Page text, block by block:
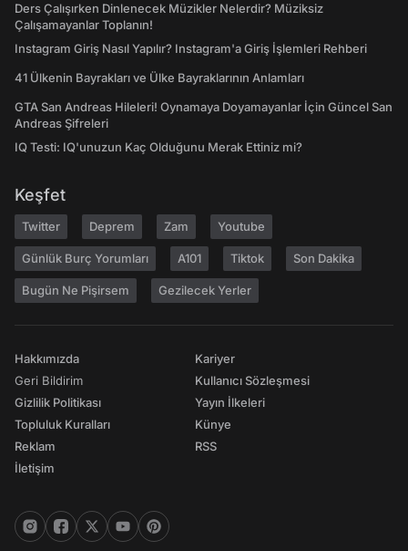
Ders Çalışırken Dinlenecek Müzikler Nelerdir? Müziksiz
Çalışamayanlar Toplanın!
Instagram Giriş Nasıl Yapılır? Instagram'a Giriş İşlemleri Rehberi
41 Ülkenin Bayrakları ve Ülke Bayraklarının Anlamları
GTA San Andreas Hileleri! Oynamaya Doyamayanlar İçin Güncel San
Andreas Şifreleri
IQ Testi: IQ'unuzun Kaç Olduğunu Merak Ettiniz mi?
Keşfet
Twitter Deprem Zam Youtube
Günlük Burç Yorumları A101 Tiktok Son Dakika
Bugün Ne Pişirsem Gezilecek Yerler
Hakkımızda
Geri Bildirim
Gizlilik Politikası
Topluluk Kuralları
Reklam
İletişim
Kariyer
Kullanıcı Sözleşmesi
Yayın İlkeleri
Künye
RSS